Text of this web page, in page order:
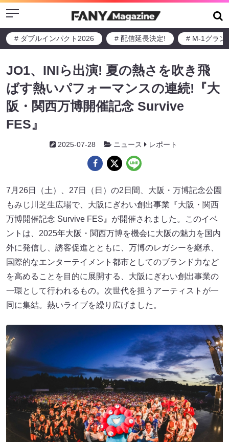
Menu
# ダブルインパクト2026 # 配信延長決定! # M-1グラン
JO1、INIら出演! 夏の熱さを吹き飛
ばす熱いパフォーマンスの連続!『大
阪・関西万博開催記念 Survive
FES』
2025-07-28 ニュース レポート
7月26日（土）、27日（日）の2日間、大阪・万博記念公園
もみじ川芝生広場で、大阪にぎわい創出事業『大阪・関西
万博開催記念 Survive FES』が開催されました。このイベ
ントは、2025年大阪・関西万博を機会に大阪の魅力を国内
外に発信し、誘客促進とともに、万博のレガシーを継承、
国際的なエンターテイメント都市としてのブランド力など
を高めることを目的に展開する、大阪にぎわい創出事業の
一環として行われるもの。次世代を担うアーティストが一
同に集結。熱いライブを繰り広げました。